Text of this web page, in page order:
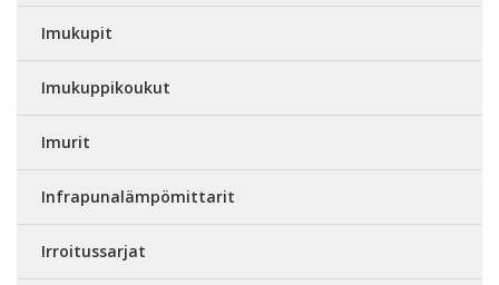
Imukupit
Imukuppikoukut
Imurit
Infrapunalämpömittarit
Irroitussarjat